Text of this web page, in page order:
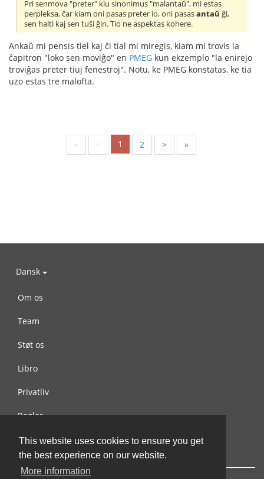
This website uses cookies to ensure you get
the best experience on our website.
More information
Pri senmova "preter" kiu sinonimus "malantaŭ", mi estas
perpleksa, ĉar kiam oni pasas preter io, oni pasasantaŭ ĝi,
sen halti kaj sen tuŝi ĝin. Tio ne aspektas kohere.
Ankaŭ mi pensis tiel kaj ĉi tial mi miregis, kiam mi trovis la
ĉapitron "loko sen moviĝo" en PMEG kun ekzemplo "la enirejo
troviĝas preter tiuj fenestroj". Notu, ke PMEG konstatas, ke tia
uzo estas tre malofta.
« < 1 2 > »
Dansk
Om os
Team
Støt os
Libro
Privatliv
Regler
Kontakt os